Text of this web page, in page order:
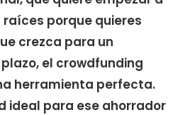
raíces porque quieres
crezca para un
el crowdfunding
herramienta perfecta.
ideal para ese ahorrador